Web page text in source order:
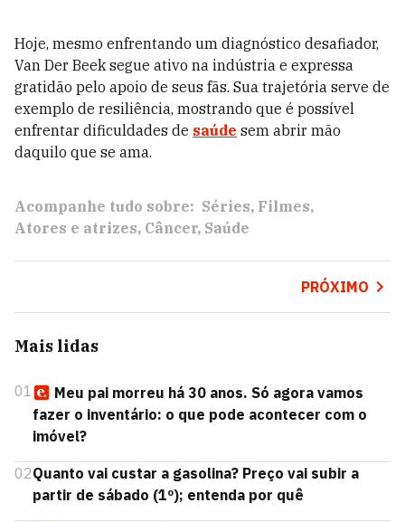
Hoje, mesmo enfrentando um diagnóstico desafiador,
Van Der Beek segue ativo na indústria e expressa
gratidão pelo apoio de seus fãs. Sua trajetória serve de
exemplo de resiliência, mostrando que é possível
enfrentar dificuldades de saúde sem abrir mão
daquilo que se ama.
Acompanhe tudo sobre: Séries Filmes
Atores e atrizes Câncer Saúde
PRÓXIMO
Mais lidas
01
Meu pai morreu há 30 anos. Só agora vamos
fazer o inventário: o que pode acontecer com o
imóvel?
02Quanto vai custar a gasolina? Preço vai subir a
partir de sábado (1º); entenda por quê